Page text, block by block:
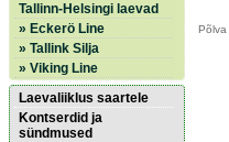
Tallinn-Helsingi laevad
» Eckerö Line
» Tallink Silja
» Viking Line
Laevaliiklus saartele
Kontserdid ja
sündmused
Põlva